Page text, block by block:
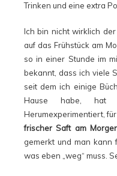
Trinken und eine extra
Ich bin nicht wirklich
auf das Frühstück am
so in einer Stunde im
bekannt, dass ich viele
seit dem ich einige
Hause habe, hat
Herumexperimentiert,
frischer Saft am
gemerkt und man kann
was eben „weg“ muss.